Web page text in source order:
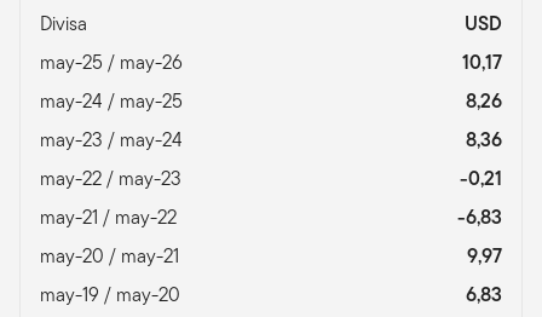
Divisa
USD
may-25 / may-26
10,17
may-24 / may-25
8,26
may-23 / may-24
8,36
may-22 / may-23
-0,21
may-21 / may-22
-6,83
may-20 / may-21
9,97
may-19 / may-20
6,83